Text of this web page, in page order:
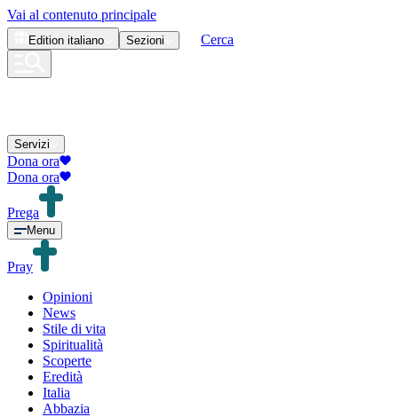
Vai al contenuto principale
Edition italiano Sezioni Cerca
Servizi
Dona ora
Dona ora
Prega
Menu
Pray
Opinioni
News
Stile di vita
Spiritualità
Scoperte
Eredità
Italia
Abbazia